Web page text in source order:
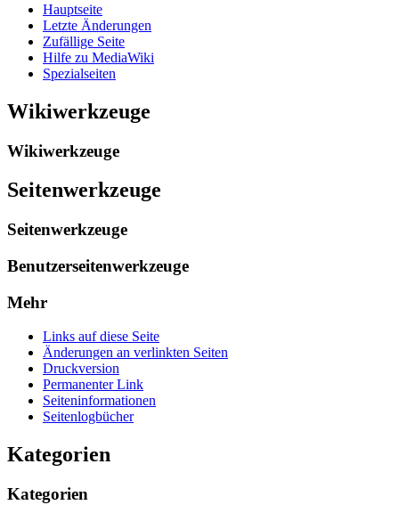
Hauptseite
Letzte Änderungen
Zufällige Seite
Hilfe zu MediaWiki
Spezialseiten
Wikiwerkzeuge
Wikiwerkzeuge
Seitenwerkzeuge
Seitenwerkzeuge
Benutzerseitenwerkzeuge
Mehr
Links auf diese Seite
Änderungen an verlinkten Seiten
Druckversion
Permanenter Link
Seiten­­informationen
Seitenlogbücher
Kategorien
Kategorien